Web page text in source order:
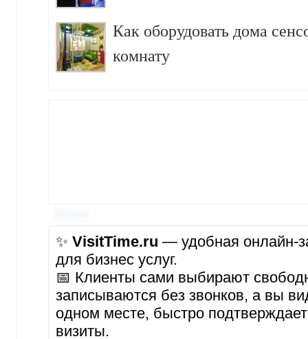
Как оборудовать дома
комнату
✨ VisitTime.ru — удобная онлайн-
для бизнес услуг.
📅 Клиенты сами выбирают
записываются без звонков, а вы
одном месте, быстро
визиты.